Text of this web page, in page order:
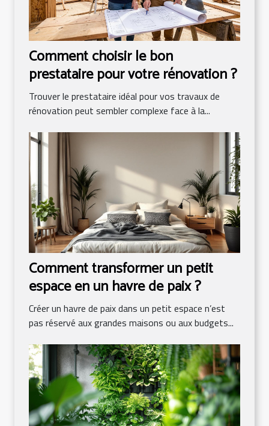
Comment choisir le bon
prestataire pour votre rénovation ?
Trouver le prestataire idéal pour vos travaux de
rénovation peut sembler complexe face à la...
Comment transformer un petit
espace en un havre de paix ?
Créer un havre de paix dans un petit espace n’est
pas réservé aux grandes maisons ou aux budgets...